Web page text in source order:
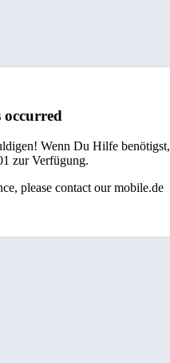
occurred
Wenn Du Hilfe benötigst,
zur Verfügung.
please contact our mobile.de